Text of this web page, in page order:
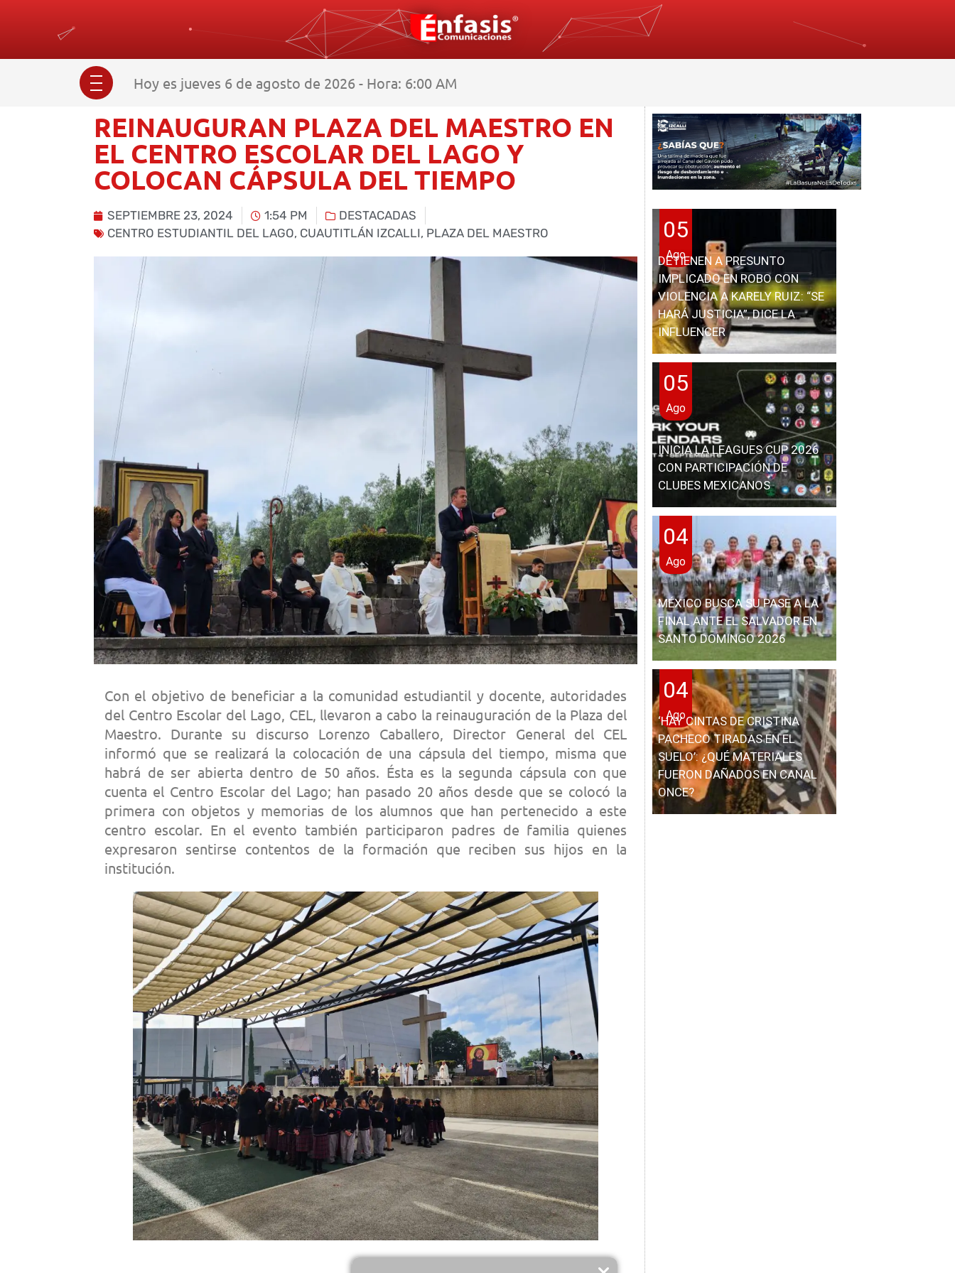
Hoy es jueves 6 de agosto de 2026 - Hora: 6:00 AM
REINAUGURAN PLAZA DEL MAESTRO EN
EL CENTRO ESCOLAR DEL LAGO Y
COLOCAN CÁPSULA DEL TIEMPO
SEPTIEMBRE 23, 2024 1:54 PM
DESTACADAS
CENTRO ESTUDIANTIL DEL LAGO, CUAUTITLÁN IZCALLI, PLAZA DEL MAESTRO
Con el objetivo de beneficiar a la comunidad estudiantil y docente, autoridades
del Centro Escolar del Lago, CEL, llevaron a cabo la reinauguración de la Plaza del
Maestro. Durante su discurso Lorenzo Caballero, Director General del CEL
informó que se realizará la colocación de una cápsula del tiempo, misma que
habrá de ser abierta dentro de 50 años. Ésta es la segunda cápsula con que
cuenta el Centro Escolar del Lago; han pasado 20 años desde que se colocó la
primera con objetos y memorias de los alumnos que han pertenecido a este
centro escolar. En el evento también participaron padres de familia quienes
expresaron sentirse contentos de la formación que reciben sus hijos en la
institución.
05
Ago
DETIENEN A PRESUNTO
IMPLICADO EN ROBO CON
VIOLENCIA A KARELY RUIZ: “SE
HARÁ JUSTICIA”, DICE LA
INFLUENCER
05
Ago
INICIA LA LEAGUES CUP 2026
CON PARTICIPACIÓN DE
CLUBES MEXICANOS
04
Ago
MÉXICO BUSCA SU PASE A LA
FINAL ANTE EL SALVADOR EN
SANTO DOMINGO 2026
04
Ago
‘HAY CINTAS DE CRISTINA
PACHECO TIRADAS EN EL
SUELO’: ¿QUÉ MATERIALES
FUERON DAÑADOS EN CANAL
ONCE?